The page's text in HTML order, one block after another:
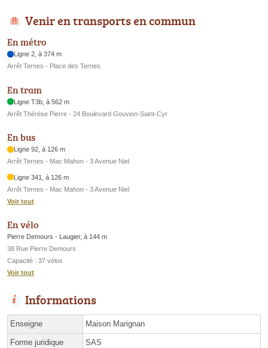
Venir en transports en commun
En métro
Ligne 2, à 374 m
Arrêt Ternes - Place des Ternes
En tram
Ligne T3b, à 562 m
Arrêt Thérèse Pierre - 24 Boulevard Gouvion-Saint-Cyr
En bus
Ligne 92, à 126 m
Arrêt Ternes - Mac Mahon - 3 Avenue Niel
Ligne 341, à 126 m
Arrêt Ternes - Mac Mahon - 3 Avenue Niel
Voir tout
En vélo
Pierre Demours - Laugier, à 144 m
38 Rue Pierre Demours
Capacité : 37 vélos
Voir tout
Informations
Enseigne Maison Marignan
Forme juridique SAS